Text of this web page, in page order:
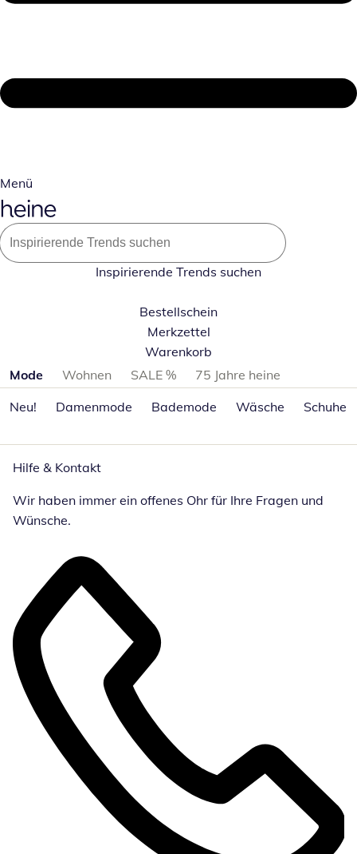
Menü
Inspirierende Trends suchen
Bestellschein
Merkzettel
Warenkorb
Produktkategorien überspringen
Mode Wohnen SALE %
75 Jahre heine
Neu!
Damenmode Bademode Wäsche Schuhe
Hilfe & Kontakt
Wir haben immer ein offenes Ohr für Ihre Fragen und
Wünsche.